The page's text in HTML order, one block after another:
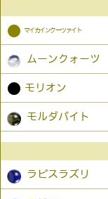
● マイカインクーツァイト
ムーンクォーツ
● モリオン
モルダバイト
ラピスラズリ